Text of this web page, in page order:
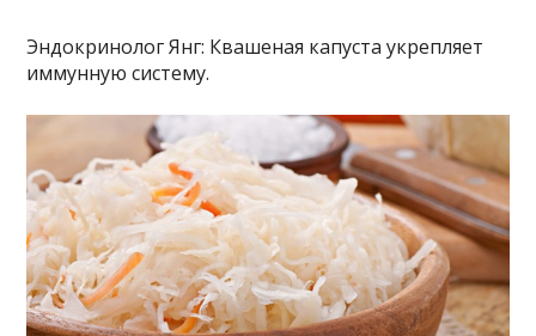
Эндокринолог Янг: Квашеная капуста укрепляет
иммунную систему.